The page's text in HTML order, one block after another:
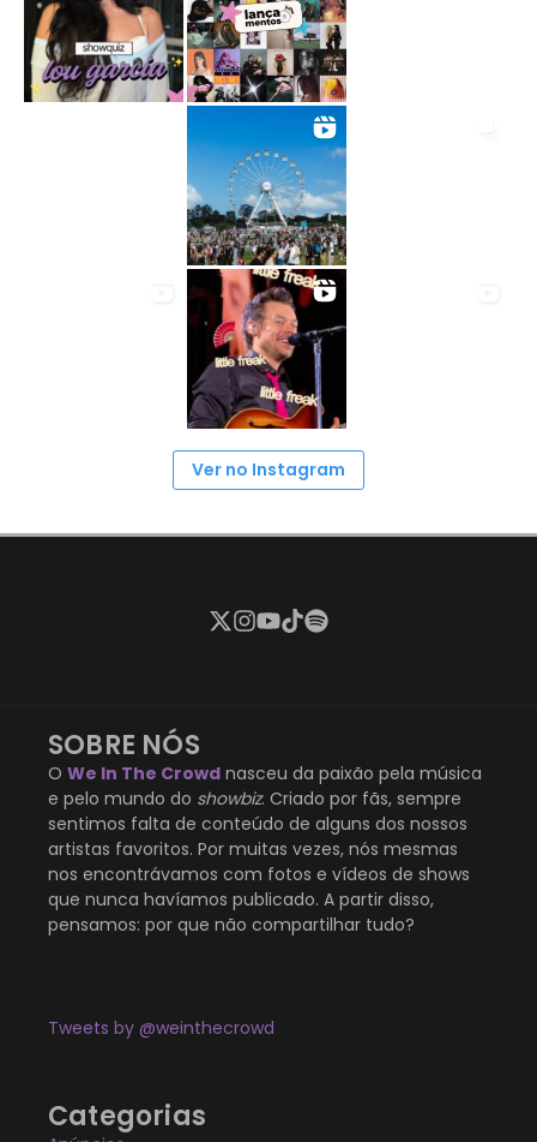
Ver no Instagram
SOBRE NÓS
O We In The Crowd nasceu da paixão pela música
e pelo mundo do showbiz. Criado por fãs, sempre
sentimos falta de conteúdo de alguns dos nossos
artistas favoritos. Por muitas vezes, nós mesmas
nos encontrávamos com fotos e vídeos de shows
que nunca havíamos publicado. A partir disso,
pensamos: por que não compartilhar tudo?
Tweets by @weinthecrowd
Categorias